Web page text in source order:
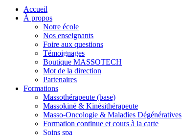
Accueil
À propos
Notre école
Nos enseignants
Foire aux questions
Témoignages
Boutique MASSOTECH
Mot de la direction
Partenaires
Formations
Massothérapeute (base)
Massokiné & Kinésithérapeute
Masso-Oncologie & Maladies Dégénératives
Formation continue et cours à la carte
Soins spa